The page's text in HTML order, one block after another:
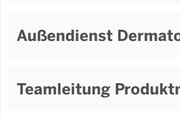
Außendienst
Teamleitung